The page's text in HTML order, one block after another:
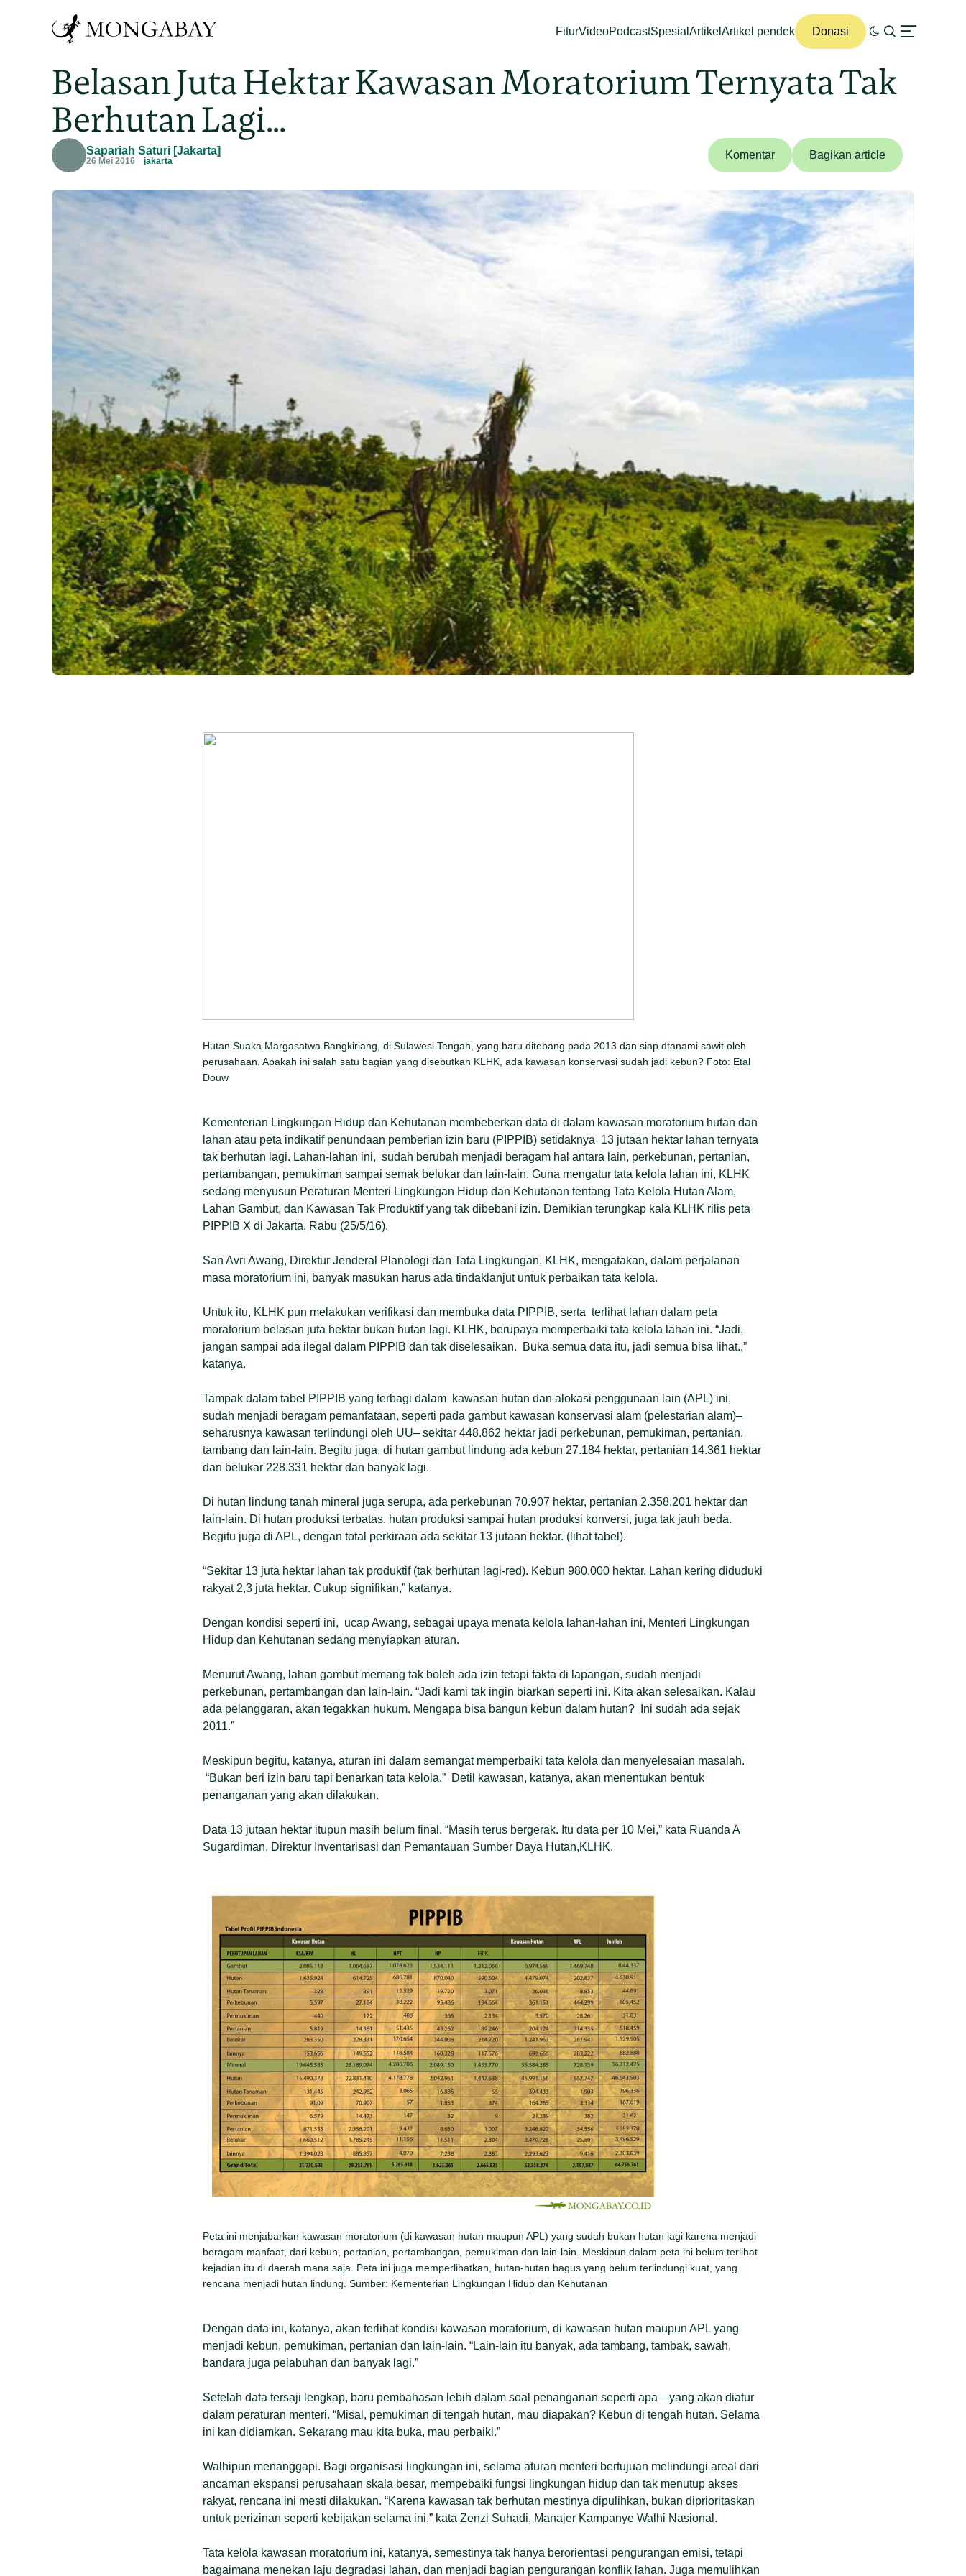
FiturVideoPodcastSpesial Artikel Artikel pendek Donasi
Belasan Juta Hektar Kawasan Moratorium Ternyata Tak
Berhutan Lagi…
Sapariah Saturi [Jakarta]
26 Mei 2016 jakarta Komentar Bagikan article
Hutan Suaka Margasatwa Bangkiriang, di Sulawesi Tengah, yang baru ditebang pada 2013 dan siap dtanami sawit oleh
perusahaan. Apakah ini salah satu bagian yang disebutkan KLHK, ada kawasan konservasi sudah jadi kebun? Foto: Etal
Douw
Kementerian Lingkungan Hidup dan Kehutanan membeberkan data di dalam kawasan moratorium hutan dan
lahan atau peta indikatif penundaan pemberian izin baru (PIPPIB) setidaknya 13 jutaan hektar lahan ternyata
tak berhutan lagi. Lahan-lahan ini, sudah berubah menjadi beragam hal antara lain, perkebunan, pertanian,
pertambangan, pemukiman sampai semak belukar dan lain-lain. Guna mengatur tata kelola lahan ini, KLHK
sedang menyusun Peraturan Menteri Lingkungan Hidup dan Kehutanan tentang Tata Kelola Hutan Alam,
Lahan Gambut, dan Kawasan Tak Produktif yang tak dibebani izin. Demikian terungkap kala KLHK rilis peta
PIPPIB X di Jakarta, Rabu (25/5/16).
San Avri Awang, Direktur Jenderal Planologi dan Tata Lingkungan, KLHK, mengatakan, dalam perjalanan
masa moratorium ini, banyak masukan harus ada tindaklanjut untuk perbaikan tata kelola.
Untuk itu, KLHK pun melakukan verifikasi dan membuka data PIPPIB, serta terlihat lahan dalam peta
moratorium belasan juta hektar bukan hutan lagi. KLHK, berupaya memperbaiki tata kelola lahan ini. “Jadi,
jangan sampai ada ilegal dalam PIPPIB dan tak diselesaikan. Buka semua data itu, jadi semua bisa lihat.,”
katanya.
Tampak dalam tabel PIPPIB yang terbagi dalam kawasan hutan dan alokasi penggunaan lain (APL) ini,
sudah menjadi beragam pemanfataan, seperti pada gambut kawasan konservasi alam (pelestarian alam)–
seharusnya kawasan terlindungi oleh UU– sekitar 448.862 hektar jadi perkebunan, pemukiman, pertanian,
tambang dan lain-lain. Begitu juga, di hutan gambut lindung ada kebun 27.184 hektar, pertanian 14.361 hektar
dan belukar 228.331 hektar dan banyak lagi.
Di hutan lindung tanah mineral juga serupa, ada perkebunan 70.907 hektar, pertanian 2.358.201 hektar dan
lain-lain. Di hutan produksi terbatas, hutan produksi sampai hutan produksi konversi, juga tak jauh beda.
Begitu juga di APL, dengan total perkiraan ada sekitar 13 jutaan hektar. (lihat tabel).
“Sekitar 13 juta hektar lahan tak produktif (tak berhutan lagi-red). Kebun 980.000 hektar. Lahan kering diduduki
rakyat 2,3 juta hektar. Cukup signifikan,” katanya.
Dengan kondisi seperti ini, ucap Awang, sebagai upaya menata kelola lahan-lahan ini, Menteri Lingkungan
Hidup dan Kehutanan sedang menyiapkan aturan.
Menurut Awang, lahan gambut memang tak boleh ada izin tetapi fakta di lapangan, sudah menjadi
perkebunan, pertambangan dan lain-lain. “Jadi kami tak ingin biarkan seperti ini. Kita akan selesaikan. Kalau
ada pelanggaran, akan tegakkan hukum. Mengapa bisa bangun kebun dalam hutan? Ini sudah ada sejak
2011.”
Meskipun begitu, katanya, aturan ini dalam semangat memperbaiki tata kelola dan menyelesaian masalah.
“Bukan beri izin baru tapi benarkan tata kelola.” Detil kawasan, katanya, akan menentukan bentuk
penanganan yang akan dilakukan.
Data 13 jutaan hektar itupun masih belum final. “Masih terus bergerak. Itu data per 10 Mei,” kata Ruanda A
Sugardiman, Direktur Inventarisasi dan Pemantauan Sumber Daya Hutan,KLHK.
Peta ini menjabarkan kawasan moratorium (di kawasan hutan maupun APL) yang sudah bukan hutan lagi karena menjadi
beragam manfaat, dari kebun, pertanian, pertambangan, pemukiman dan lain-lain. Meskipun dalam peta ini belum terlihat
kejadian itu di daerah mana saja. Peta ini juga memperlihatkan, hutan-hutan bagus yang belum terlindungi kuat, yang
rencana menjadi hutan lindung. Sumber: Kementerian Lingkungan Hidup dan Kehutanan
Dengan data ini, katanya, akan terlihat kondisi kawasan moratorium, di kawasan hutan maupun APL yang
menjadi kebun, pemukiman, pertanian dan lain-lain. “Lain-lain itu banyak, ada tambang, tambak, sawah,
bandara juga pelabuhan dan banyak lagi.”
Setelah data tersaji lengkap, baru pembahasan lebih dalam soal penanganan seperti apa—yang akan diatur
dalam peraturan menteri. “Misal, pemukiman di tengah hutan, mau diapakan? Kebun di tengah hutan. Selama
ini kan didiamkan. Sekarang mau kita buka, mau perbaiki.”
Walhipun menanggapi. Bagi organisasi lingkungan ini, selama aturan menteri bertujuan melindungi areal dari
ancaman ekspansi perusahaan skala besar, mempebaiki fungsi lingkungan hidup dan tak menutup akses
rakyat, rencana ini mesti dilakukan. “Karena kawasan tak berhutan mestinya dipulihkan, bukan diprioritaskan
untuk perizinan seperti kebijakan selama ini,” kata Zenzi Suhadi, Manajer Kampanye Walhi Nasional.
Tata kelola kawasan moratorium ini, katanya, semestinya tak hanya berorientasi pengurangan emisi, tetapi
bagaimana menekan laju degradasi lahan, dan menjadi bagian pengurangan konflik lahan. Juga memulihkan